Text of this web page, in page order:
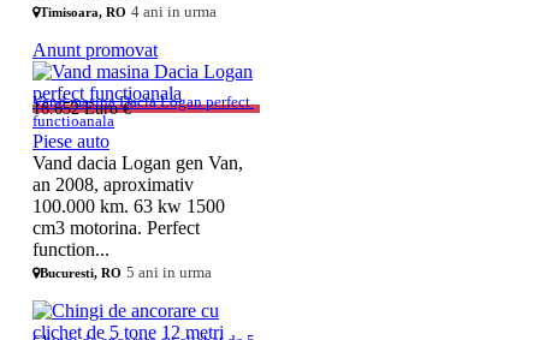
Timisoara, RO 4 ani in urma
Anunt promovat
16.652 Euro €
Vand masina Dacia Logan perfect
functioanala
Piese auto
Vand dacia Logan gen Van,
an 2008, aproximativ
100.000 km. 63 kw 1500
cm3 motorina. Perfect
function...
Bucuresti, RO 5 ani in urma